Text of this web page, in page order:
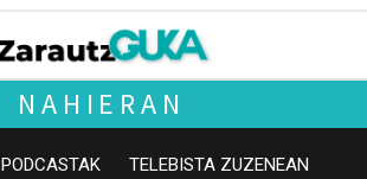
NAHIERAN
PODCASTAK TELEBISTA ZUZENEAN